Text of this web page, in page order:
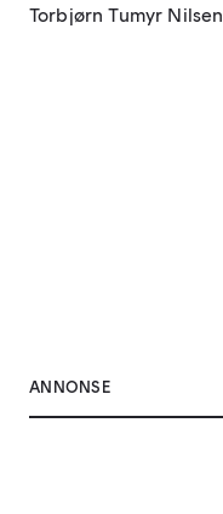
Torbjørn Tumyr Nilsen
ANNONSE